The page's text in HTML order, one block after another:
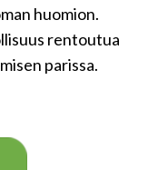
huomion.
rentoutua
parissa.